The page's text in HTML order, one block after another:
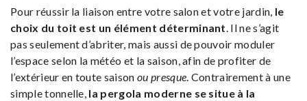
Pour réussir la liaison entre votre salon et votre jardin, le
choix du toit est un élément déterminant. Il ne s’agit
pas seulement d’abriter, mais aussi de pouvoir moduler
l’espace selon la météo et la saison, afin de profiter de
l’extérieur en toute saison ou presque. Contrairement à une
simple tonnelle, la pergola moderne se situe à la